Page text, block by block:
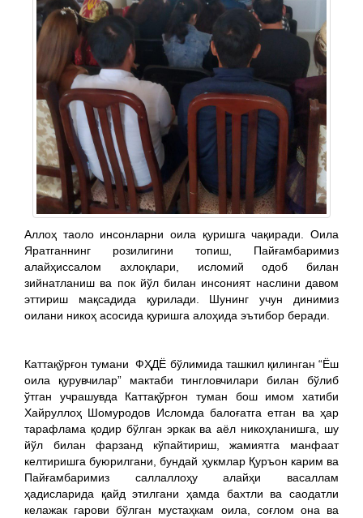
Аллоҳ таоло инсонларни оила қуришга чақиради. Оила
Яратганнинг розилигини топиш, Пайғамбаримиз
алайҳиссалом ахлоқлари, исломий одоб билан
зийнатланиш ва пок йўл билан инсоният наслини давом
эттириш мақсадида қурилади. Шунинг учун динимиз
оилани никоҳ асосида қуришга алоҳида эътибор беради.
Каттақўрғон тумани ФҲДЁ бўлимида ташкил қилинган “Ёш
оила қурувчилар” мактаби тингловчилари билан бўлиб
ўтган учрашувда Каттақўрғон туман бош имом хатиби
Хайруллоҳ Шомуродов Исломда балоғатга етган ва ҳар
тарафлама қодир бўлган эркак ва аёл никоҳланишга, шу
йўл билан фарзанд кўпайтириш, жамиятга манфаат
келтиришга буюрилгани, бундай ҳукмлар Қуръон карим ва
Пайғамбаримиз саллаллоҳу алайҳи васаллам
ҳадисларида қайд этилгани ҳамда бахтли ва саодатли
келажак гарови бўлган мустаҳкам оила, соғлом она ва